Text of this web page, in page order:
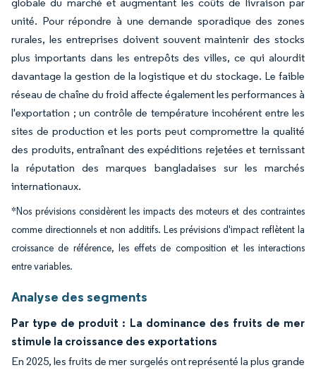
unité. Pour répondre à une demande sporadique des zones
rurales, les entreprises doivent souvent maintenir des stocks
plus importants dans les entrepôts des villes, ce qui alourdit
davantage la gestion de la logistique et du stockage. Le faible
réseau de chaîne du froid affecte également les performances à
l'exportation ; un contrôle de température incohérent entre les
sites de production et les ports peut compromettre la qualité
des produits, entraînant des expéditions rejetées et ternissant
la réputation des marques bangladaises sur les marchés
internationaux.
*Nos prévisions considèrent les impacts des moteurs et des contraintes
comme directionnels et non additifs. Les prévisions d'impact reflètent la
croissance de référence, les effets de composition et les interactions
entre variables.
Analyse des segments
Par type de produit : La dominance des fruits de mer
stimule la croissance des exportations
En 2025, les fruits de mer surgelés ont représenté la plus grande